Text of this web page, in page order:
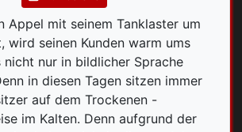
Appel mit seinem Tanklaster um
wird seinen Kunden warm ums
nicht nur in bildlicher Sprache
in diesen Tagen sitzen immer
auf dem Trockenen -
im Kalten. Denn aufgrund der